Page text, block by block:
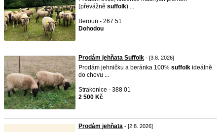
(převážně suffolk) ...
Beroun - 267 51
Dohodou
Prodám jehňata Suffolk - [3.8. 2026]
Prodám jehničku a beránka 100% suffolk ideálně
do chovu ...
Strakonice - 388 01
2 500 Kč
Prodám jehňata - [2.8. 2026]